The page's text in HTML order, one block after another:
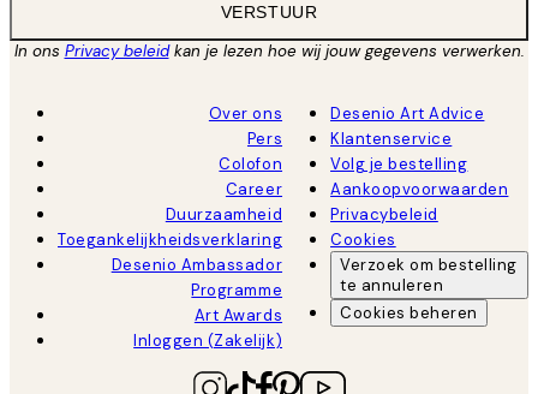
VERSTUUR
In ons Privacy beleidkan je lezen hoe wij jouw gegevens verwerken.
Over ons
Pers
Colofon
Career
Duurzaamheid
Toegankelijkheidsverklaring
Desenio Ambassador
Programme
Art Awards
Inloggen (Zakelijk)
Desenio Art Advice
Klantenservice
Volg je bestelling
Aankoopvoorwaarden
Privacybeleid
Cookies
Verzoek om bestelling
te annuleren
Cookies beheren